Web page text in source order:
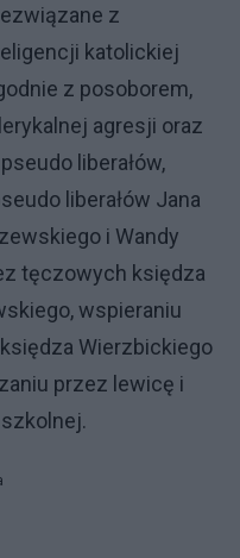
z
katolickiej
z posoborem,
agresji oraz
liberałów,
liberałów Jana
i Wandy
tęczowych księdza
wspieraniu
Wierzbickiego
przez lewicę i